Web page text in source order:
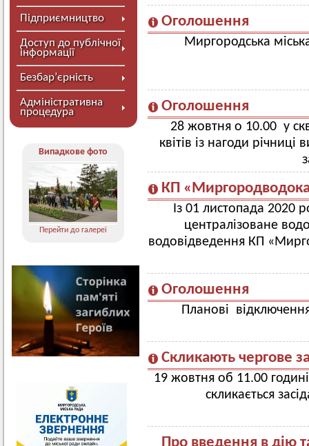
Підприємництво
Доступ до публічної
інформації
Безбар’єрність
Адміністративна
процедура
Випадкове фото
Перейти до галереї
Оголошення
Миргородська
Оголошення
28 жовтня о 10.00 у
квітів із нагоди
КП
Із 01 листопада 2020
централізоване
водовідведення КП
Оголошення
Планові
Скликають чергове
19 жовтня об 11.00 годині
скликається